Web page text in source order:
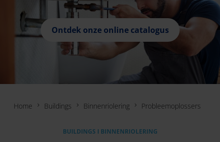
Ontdek onze online catalogus
Home Buildings Binnenriolering Probleemoplossers
BUILDINGS I BINNENRIOLERING